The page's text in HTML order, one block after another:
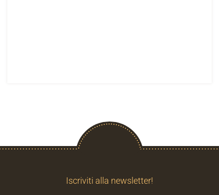
Iscriviti alla newsletter!